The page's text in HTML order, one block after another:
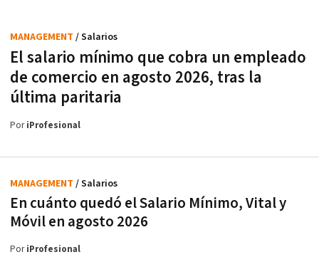
El salario mínimo que cobra un empleado
de comercio en agosto 2026, tras la
última paritaria
MANAGEMENT / Salarios
PoriProfesional
En cuánto quedó el Salario Mínimo, Vital y
Móvil en agosto 2026
MANAGEMENT / Salarios
PoriProfesional